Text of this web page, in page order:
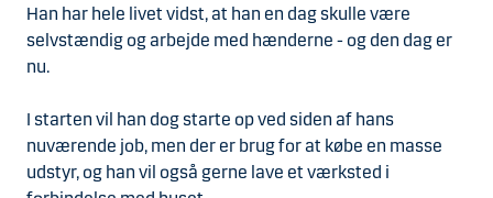
Han har hele livet vidst, at han en dag skulle være
selvstændig og arbejde med hænderne - og den dag er
nu.
I starten vil han dog starte op ved siden af hans
nuværende job, men der er brug for at købe en masse
udstyr, og han vil også gerne lave et værksted i